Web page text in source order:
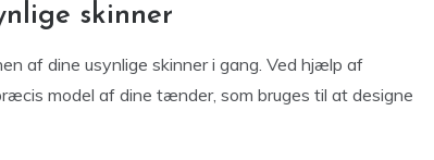
skinner
af dine usynlige skinner i gang. Ved hjælp af
model af dine tænder, som bruges til at designe